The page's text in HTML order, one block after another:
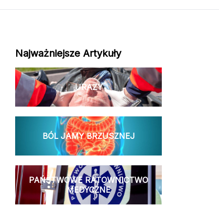
Najważniejsze Artykuły
URAZY
BÓL JAMY BRZUSZNEJ
PAŃSTWOWE RATOWNICTWO
MEDYCZNE